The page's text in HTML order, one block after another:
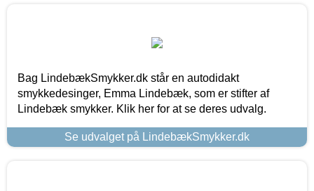
Bag LindebækSmykker.dk står en autodidakt
smykkedesinger, Emma Lindebæk, som er stifter af
Lindebæk smykker. Klik her for at se deres udvalg.
Se udvalget på LindebækSmykker.dk